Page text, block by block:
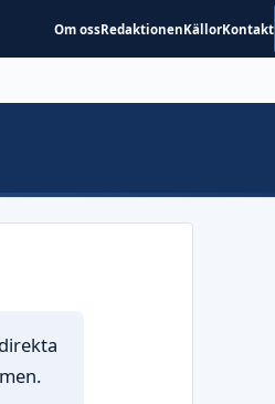
Om ossRedaktionenKällorKontakt